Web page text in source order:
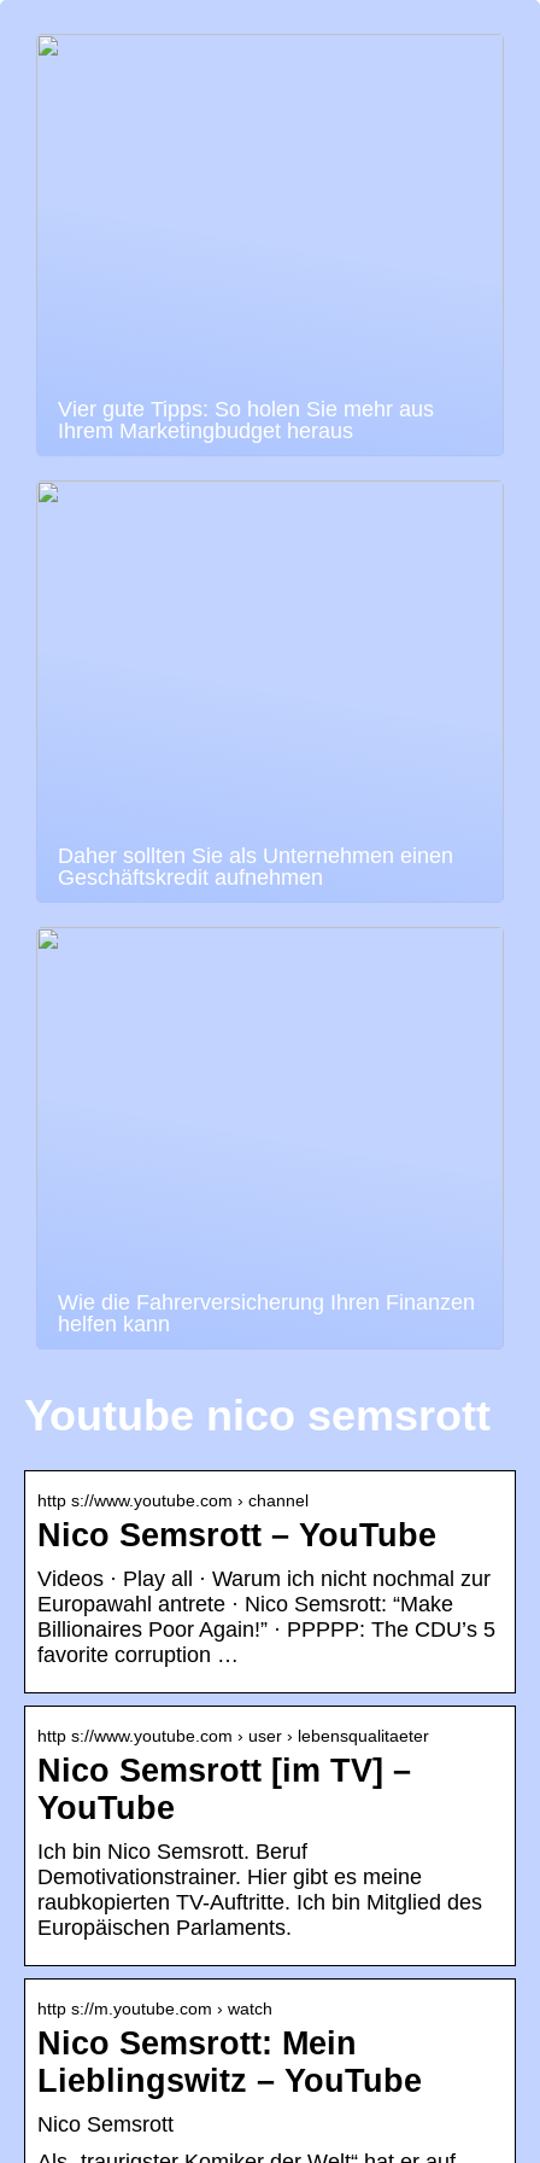
Vier gute Tipps: So holen Sie mehr aus
Ihrem Marketingbudget heraus
Daher sollten Sie als Unternehmen einen
Geschäftskredit aufnehmen
Wie die Fahrerversicherung Ihren Finanzen
helfen kann
Youtube nico semsrott
http s://www.youtube.com › channel
Nico Semsrott – YouTube
Videos · Play all · Warum ich nicht nochmal zur
Europawahl antrete · Nico Semsrott: “Make
Billionaires Poor Again!” · PPPPP: The CDU’s 5
favorite corruption …
http s://www.youtube.com › user › lebensqualitaeter
Nico Semsrott [im TV] –
YouTube
Ich bin Nico Semsrott. Beruf
Demotivationstrainer. Hier gibt es meine
raubkopierten TV-Auftritte. Ich bin Mitglied des
Europäischen Parlaments.
http s://m.youtube.com › watch
Nico Semsrott: Mein
Lieblingswitz – YouTube
Nico Semsrott